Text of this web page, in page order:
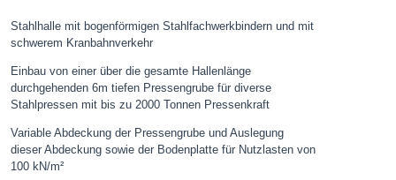
Stahlhalle mit bogenförmigen Stahlfachwerkbindern und mit
schwerem Kranbahnverkehr
Einbau von einer über die gesamte Hallenlänge
durchgehenden 6m tiefen Pressengrube für diverse
Stahlpressen mit bis zu 2000 Tonnen Pressenkraft
Variable Abdeckung der Pressengrube und Auslegung
dieser Abdeckung sowie der Bodenplatte für Nutzlasten von
100 kN/m²